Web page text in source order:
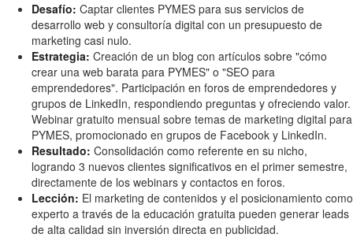
Desafío: Captar clientes PYMES para sus servicios de
desarrollo web y consultoría digital con un presupuesto de
marketing casi nulo.
Estrategia: Creación de un blog con artículos sobre "cómo
crear una web barata para PYMES" o "SEO para
emprendedores". Participación en foros de emprendedores y
grupos de LinkedIn, respondiendo preguntas y ofreciendo valor.
Webinar gratuito mensual sobre temas de marketing digital para
PYMES, promocionado en grupos de Facebook y LinkedIn.
Resultado: Consolidación como referente en su nicho,
logrando 3 nuevos clientes significativos en el primer semestre,
directamente de los webinars y contactos en foros.
Lección: El marketing de contenidos y el posicionamiento como
experto a través de la educación gratuita pueden generar leads
de alta calidad sin inversión directa en publicidad.